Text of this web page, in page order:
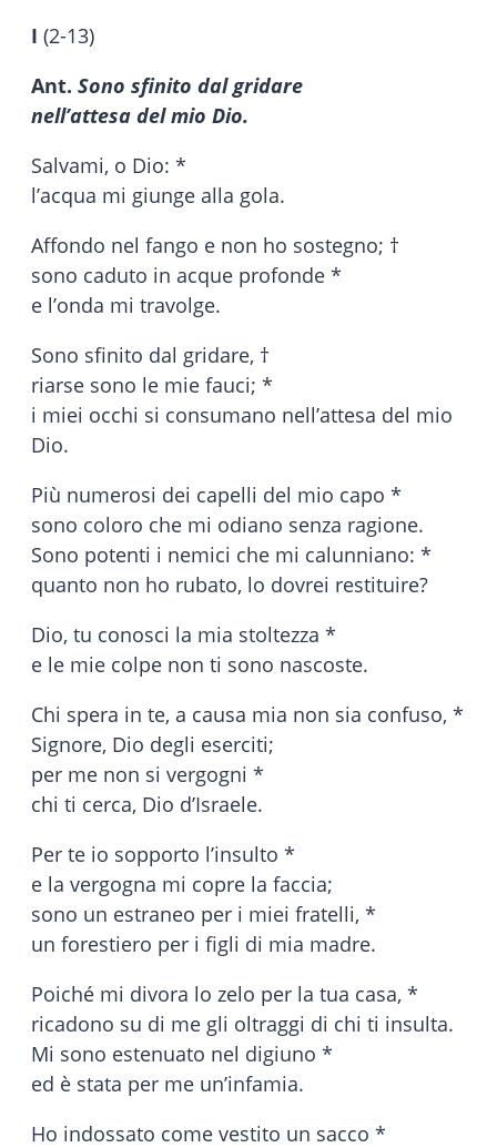
I (2-13)
Ant. Sono sfinito dal gridare
nell’attesa del mio Dio.
Salvami, o Dio: *
l’acqua mi giunge alla gola.
Affondo nel fango e non ho sostegno; †
sono caduto in acque profonde *
e l’onda mi travolge.
Sono sfinito dal gridare, †
riarse sono le mie fauci; *
i miei occhi si consumano nell’attesa del mio
Dio.
Più numerosi dei capelli del mio capo *
sono coloro che mi odiano senza ragione.
Sono potenti i nemici che mi calunniano: *
quanto non ho rubato, lo dovrei restituire?
Dio, tu conosci la mia stoltezza *
e le mie colpe non ti sono nascoste.
Chi spera in te, a causa mia non sia confuso, *
Signore, Dio degli eserciti;
per me non si vergogni *
chi ti cerca, Dio d’Israele.
Per te io sopporto l’insulto *
e la vergogna mi copre la faccia;
sono un estraneo per i miei fratelli, *
un forestiero per i figli di mia madre.
Poiché mi divora lo zelo per la tua casa, *
ricadono su di me gli oltraggi di chi ti insulta.
Mi sono estenuato nel digiuno *
ed è stata per me un’infamia.
Ho indossato come vestito un sacco *